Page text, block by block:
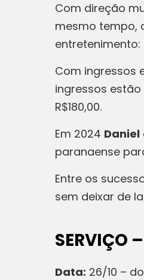
Com direção
mesmo tempo,
Com ingressos
ingressos
R$180,00.
Em 2024 Daniel
paranaense
Entre os
sem deixar de
SERVIÇO
Data: 26/10 –